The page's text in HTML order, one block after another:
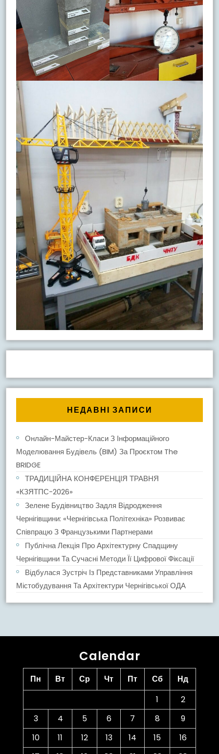
НЕДАВНІ ЗАПИСИ
Онлайн-Майстер-Класи З Інформаційного
Моделювання Будівель (BIM) За Проєктом The
BRIDGE
ТРАДИЦІЙНА КОНФЕРЕНЦІЯ ТРАВНЯ
«КЗЯТПС-2026»
Зелене Будівництво Задля Відродження
Чернігівщини: «Чернігівська Політехніка» Розвиває
Співпрацю З Французькими Партнерами
Публічна Лекція Про Архітектурну Спадщину
Чернігівщини Та Сучасні Методи Її Цифрової Фіксації
Відбулася Зустріч Із Представниками Управління
Містобудування Та Архітектури Чернігівської ОДА
Calendar
Пн Вт Ср Чт Пт Сб
Нд
1
2
3
4 5 6 7 8
9
10
11 12 13 14 15
16